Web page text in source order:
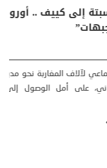
المناخية: اكثر
وحضاري (
المناخية ” المتطرفة”،